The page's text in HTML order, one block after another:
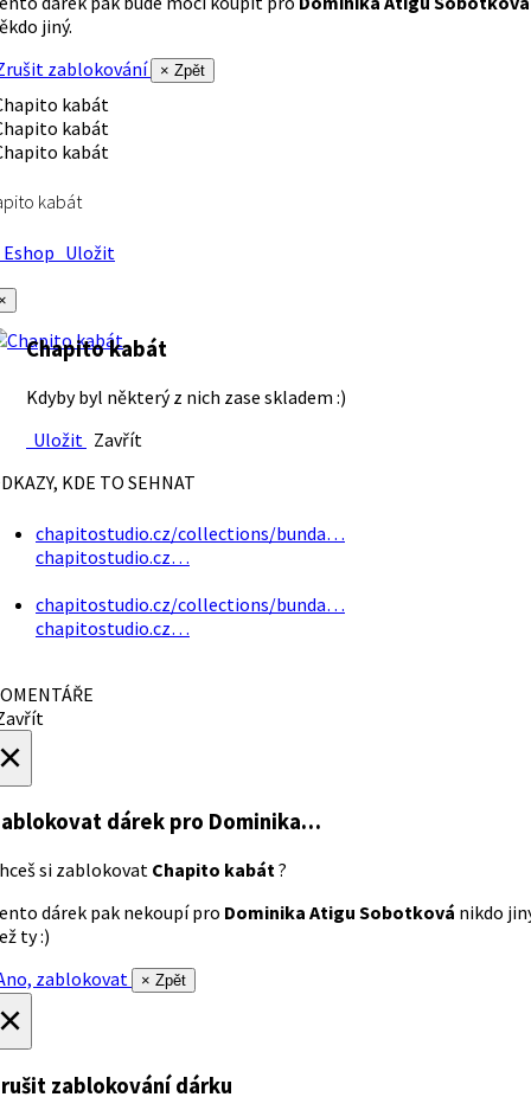
jiný.
zablokování
× Zpět
kabát
Uložit
Chapito kabát
Kdyby byl některý z nich zase skladem :)
Uložit Zavřít
KDE TO SEHNAT
chapitostudio.cz/collections/bunda…
chapitostudio.cz…
chapitostudio.cz/collections/bunda…
chapitostudio.cz…
dárek pro Dominika…
si zablokovat Chapito kabát ?
dárek pak nekoupí pro Dominika Atigu Sobotková nikdo
ty :)
zablokovat
× Zpět
zablokování dárku